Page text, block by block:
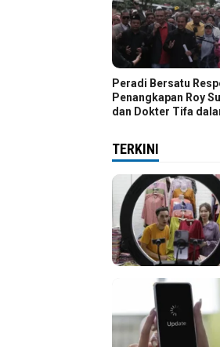
Peradi Bersatu
Penangkapan Roy
dan Dokter Tifa
TERKINI